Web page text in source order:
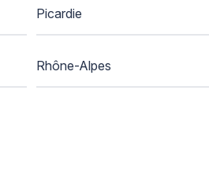
Picardie
Rhône-Alpes